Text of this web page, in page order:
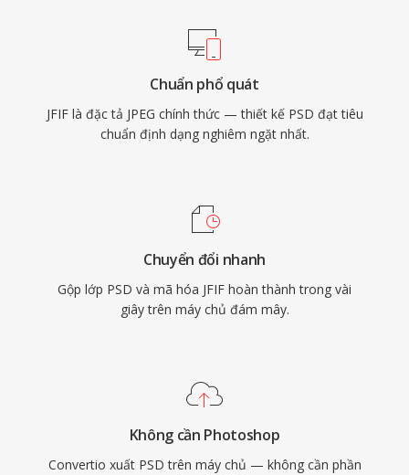
Chuẩn phổ quát
JFIF là đặc tả JPEG chính thức — thiết kế PSD đạt tiêu
chuẩn định dạng nghiêm ngặt nhất.
Chuyển đổi nhanh
Gộp lớp PSD và mã hóa JFIF hoàn thành trong vài
giây trên máy chủ đám mây.
Không cần Photoshop
Convertio xuất PSD trên máy chủ — không cần phần